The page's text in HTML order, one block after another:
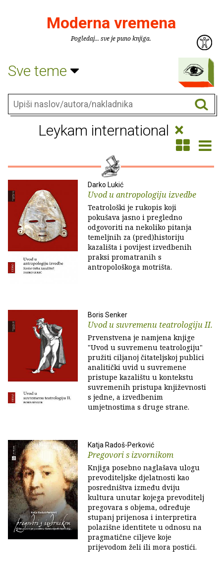
Moderna vremena
Pogledaj... sve je puno knjiga.
Sve teme
Leykam international ×
Darko Lukić
Uvod u antropologiju izvedbe
Teatrološki je rukopis koji
pokušava jasno i pregledno
odgovoriti na nekoliko pitanja
temeljnih za (pred)historiju
kazališta i povijest izvedbenih
praksi promatranih s
antropološkoga motrišta.
Boris Senker
Uvod u suvremenu teatrologiju II.
Prvenstvena je namjena knjige
"Uvod u suvremenu teatrologiju"
pružiti ciljanoj čitateljskoj publici
analitički uvid u suvremene
pristupe kazalištu u kontekstu
suvremenih pristupa književnosti
s jedne, a izvedbenim
umjetnostima s druge strane.
Katja Radoš-Perković
Pregovori s izvornikom
Knjiga posebno naglašava ulogu
prevoditeljske djelatnosti kao
posredništva između dviju
kultura unutar kojega prevoditelj
pregovara s objema, određuje
stupanj prijenosa i interpretira
polazišne identitete u odnosu na
pragmatične ciljeve koje
prijevodom želi ili mora postići.